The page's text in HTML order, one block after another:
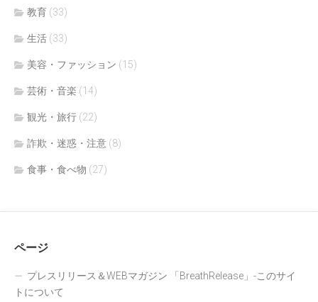
教育 (33)
生活 (33)
美容・ファッション (15)
芸術・音楽 (14)
観光・旅行 (22)
詐欺・迷惑・注意 (8)
食事・食べ物 (27)
ページ
プレスリリース＆WEBマガジン 「BreathRelease」-このサイ
トについて